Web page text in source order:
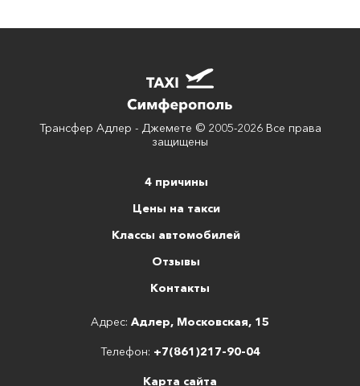
Трансфер Адлер - Джемете © 2005-2026 Все права
защищены
4 причины
Цены на такси
Классы автомобилей
Отзывы
Контакты
Адрес: Адлер, Московская, 15
Телефон: +7(861)217-90-04
Карта сайта